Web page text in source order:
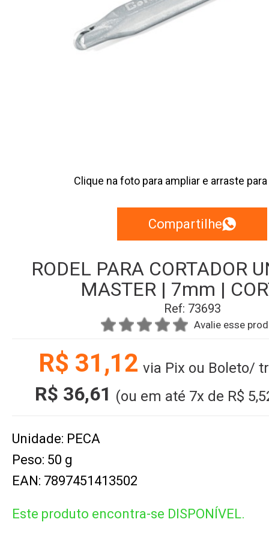
Clique na foto para ampliar e arraste
Compartilhe
RODEL PARA CORTADOR
MASTER | 7mm |
Ref: 73693
Avalie esse
R$ 31,12 via Pix ou Boleto/
R$ 36,61 (ou em até 7x de R$
Unidade: PECA
Peso: 50 g
EAN: 7897451413502
Este produto encontra-se DISPONÍVEL.